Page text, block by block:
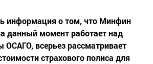
информация о том, что Минфин
данный момент работает над
всерьез рассматривает
страхового полиса для